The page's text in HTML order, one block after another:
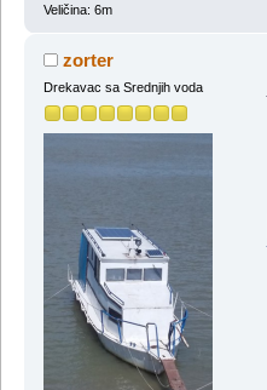
Veličina: 6m
zorter
Drekavac sa Srednjih voda